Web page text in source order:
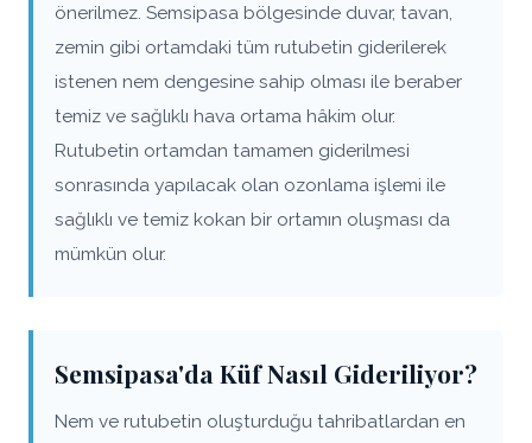
önerilmez. Semsipasa bölgesinde duvar, tavan,
zemin gibi ortamdaki tüm rutubetin giderilerek
istenen nem dengesine sahip olması ile beraber
temiz ve sağlıklı hava ortama hâkim olur.
Rutubetin ortamdan tamamen giderilmesi
sonrasında yapılacak olan ozonlama işlemi ile
sağlıklı ve temiz kokan bir ortamın oluşması da
mümkün olur.
Semsipasa'da Küf Nasıl Gideriliyor?
Nem ve rutubetin oluşturduğu tahribatlardan en